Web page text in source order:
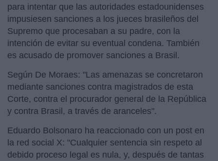
para intentar que las autoridades estadounidenses
impusiesen sanciones a los jueces brasileños del
Supremo que procesaban a su padre, con la
intención de evitar su eventual condena. También
es acusado de promover sanciones a Brasil.
Según De Moraes: "Las amenazas se concretaron
mediante sanciones contra magistrados de esta
Corte, contra el procurador general de la República
y contra Brasil, a través de aranceles".
Eduardo Bolsonaro ha reaccionado con un post en
la red social X: "Cualquier sentencia sin respeto al
debido proceso legal es nula, y, después de tantas